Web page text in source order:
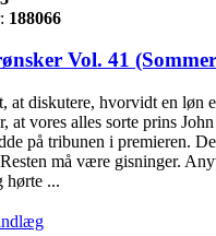
188066
Vol. 41
at diskutere, hvorvidt en løn
at vores alles sorte prins
på tribunen i premieren.
må være gisninger.
hørte ...